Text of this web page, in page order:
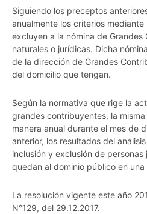
Siguiendo los preceptos
anualmente los criterios
excluyen a la nómina de
naturales o jurídicas. Dicha
de la dirección de Grandes
del domicilio que tengan.
Según la normativa que rige la
grandes contribuyentes, la
manera anual durante el mes de
anterior, los resultados del
inclusión y exclusión de personas
quedan al dominio público en una
La resolución vigente este año
N°129, del 29.12.2017.